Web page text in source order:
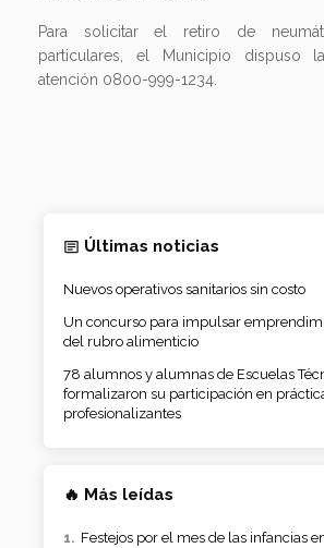
Para solicitar el retiro de
particulares, el Municipio dispuso
atención 0800-999-1234.
Últimas noticias
Nuevos operativos sanitarios sin costo
Un concurso para impulsar
del rubro alimenticio
78 alumnos y alumnas de Escuelas
formalizaron su participación en
profesionalizantes
🔥 Más leídas
Festejos por el mes de las infancias